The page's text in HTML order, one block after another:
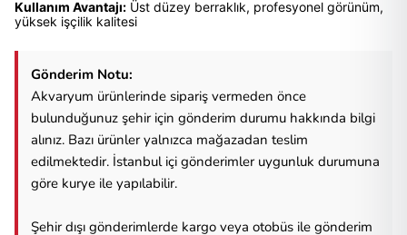
Kullanım Avantajı: Üst düzey berraklık, profesyonel görünüm,
yüksek işçilik kalitesi
Gönderim Notu:
Akvaryum ürünlerinde sipariş vermeden önce
bulunduğunuz şehir için gönderim durumu hakkında bilgi
alınız. Bazı ürünler yalnızca mağazadan teslim
edilmektedir. İstanbul içi gönderimler uygunluk durumuna
göre kurye ile yapılabilir.
Şehir dışı gönderimlerde kargo veya otobüs ile gönderim